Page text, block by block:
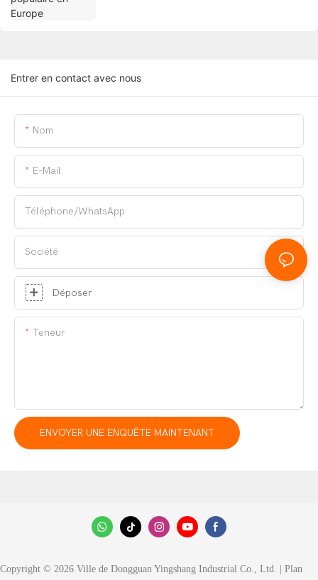
Entrer en contact avec nous
Nom
E-Mail
Téléphone/WhatsApp
Société
Déposer
Teneur
ENVOYER UNE ENQUÊTE MAINTENANT
Copyright © 2026 Ville de Dongguan Yingshang Industrial Co., Ltd. | Plan